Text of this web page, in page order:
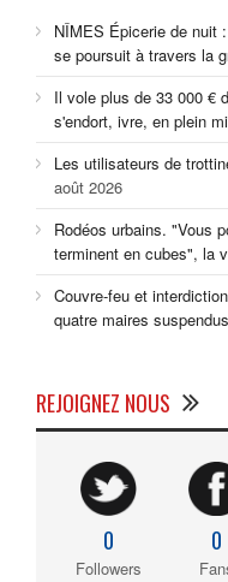
NÎMES Épicerie de nuit
se poursuit à travers la
Il vole plus de 33 000 €
s'endort, ivre, en plein
Les utilisateurs de
août 2026
Rodéos urbains. "Vous
terminent en cubes", la
Couvre-feu et
quatre maires
REJOIGNEZ NOUS
0
Followers
0